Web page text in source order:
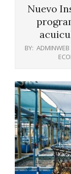
Nuevo
BY: ADMINWEB